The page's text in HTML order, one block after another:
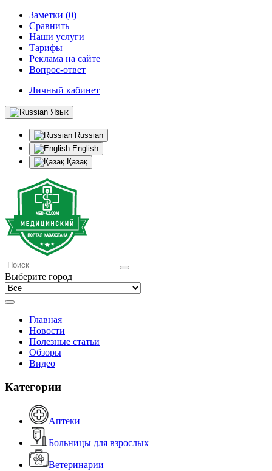
Заметки (0)
Сравнить
Наши услуги
Тарифы
Реклама на сайте
Вопрос-ответ
Личный кабинет
Язык
Russian
English
Қазақ
Выберите город
Главная
Новости
Полезные статьи
Обзоры
Видео
Категории
Аптеки
Больницы для взрослых
Ветеринарии